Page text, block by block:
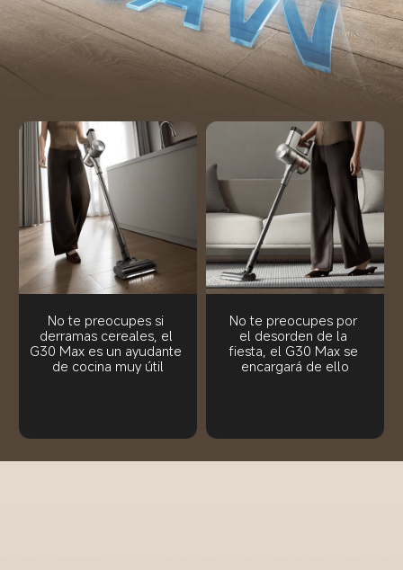
No te preocupes si
derramas cereales, el
G30 Max es un ayudante
de cocina muy útil
No te preocupes por
el desorden de la
fiesta, el G30 Max se
encargará de ello